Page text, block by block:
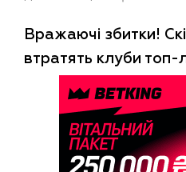
Вражаючі збитки!
втратять клуби топ-